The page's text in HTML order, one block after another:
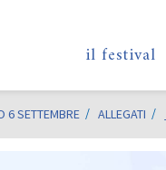
il festival
6 SETTEMBRE ALLEGATI